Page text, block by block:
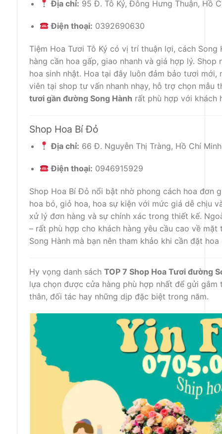
Địa chỉ: 95 Đ. Tô Ký, Đông Hưng Thuận, Hồ
Điện thoại: 0392690630
Tiệm Hoa Tươi Tô Ký có vị trí thuận lợi, cách
hàng cần hoa gấp, giao nhanh và giá hợp lý.
hoa sinh nhật. Hoa tại đây luôn đảm bảo tươi
viên tại shop tư vấn nhanh nhạy, hỗ trợ chọn
tươi gần đường Song Hành rất phù hợp với khách
Shop Hoa Bí Đỏ
Địa chỉ: 66 Đ. Nguyễn Thị Tràng, Hồ Chí Minh
Điện thoại: 0946915929
Shop Hoa Bí Đỏ nổi bật nhờ phong cách hoa đơn
hoa bó, giỏ hoa, hoa sự kiện với mức giá dễ chịu
xử lý đơn hàng và sự chính xác trong thiết kế.
– rất phù hợp cho khách hàng yêu cầu cao về
Song Hành mà bạn nên tham khảo khi cần đặt hoa
Hy vọng danh sách TOP 7 Shop Hoa Tươi đường
lựa chọn được cửa hàng phù hợp nhất để gửi
thân, đối tác hay những dịp đặc biệt trong năm.